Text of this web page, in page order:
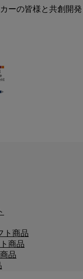
ーの皆様と共創開
ト商品
商品
品